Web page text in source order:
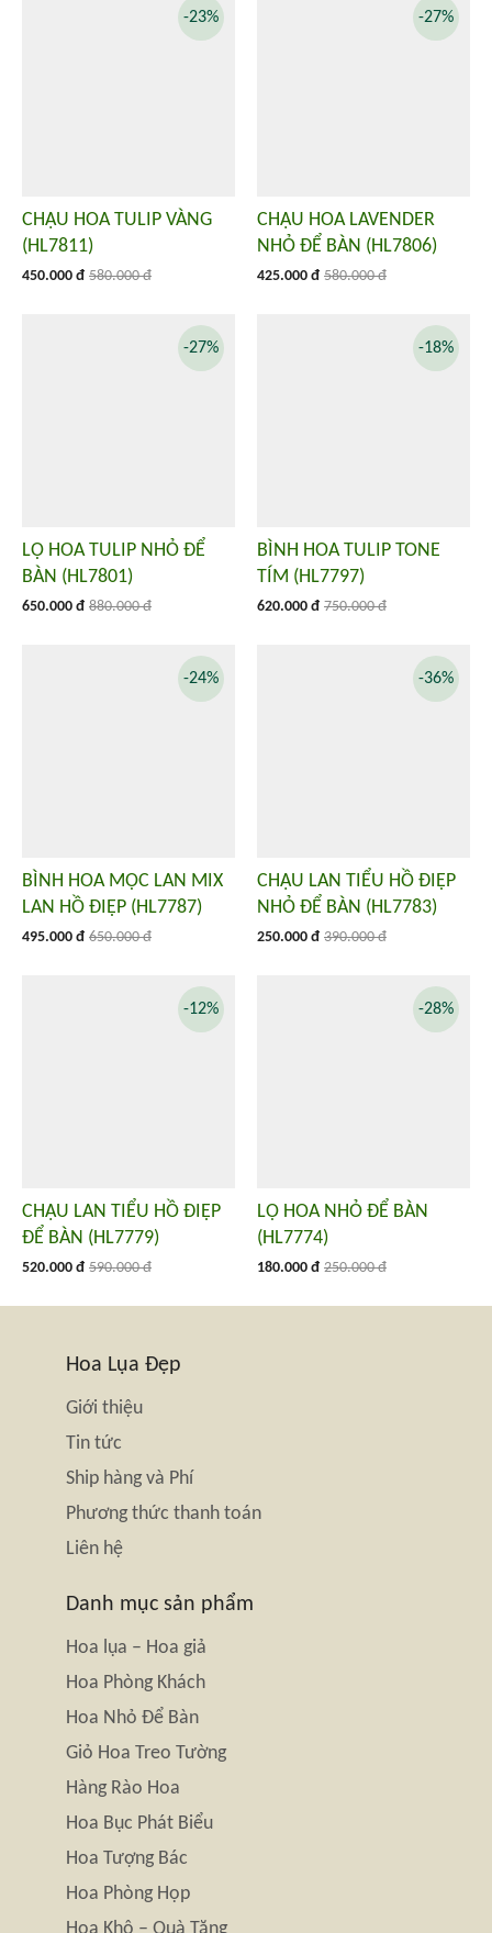
CHẬU HOA TULIP VÀNG
(HL7811)
450.000 đ 580.000 đ
-23%
CHẬU HOA LAVENDER
NHỎ ĐỂ BÀN (HL7806)
425.000 đ 580.000 đ
-27%
LỌ HOA TULIP NHỎ ĐỂ
BÀN (HL7801)
650.000 đ 880.000 đ
-27%
BÌNH HOA TULIP TONE
TÍM (HL7797)
620.000 đ 750.000 đ
-18%
BÌNH HOA MỘC LAN MIX
LAN HỒ ĐIỆP (HL7787)
495.000 đ 650.000 đ
-24%
CHẬU LAN TIỂU HỒ ĐIỆP
NHỎ ĐỂ BÀN (HL7783)
250.000 đ 390.000 đ
-36%
CHẬU LAN TIỂU HỒ ĐIỆP
ĐỂ BÀN (HL7779)
520.000 đ 590.000 đ
-12%
LỌ HOA NHỎ ĐỂ BÀN
(HL7774)
180.000 đ 250.000 đ
-28%
Hoa Lụa Đẹp
Giới thiệu
Tin tức
Ship hàng và Phí
Phương thức thanh toán
Liên hệ
Danh mục sản phẩm
Hoa lụa – Hoa giả
Hoa Phòng Khách
Hoa Nhỏ Để Bàn
Giỏ Hoa Treo Tường
Hàng Rào Hoa
Hoa Bục Phát Biểu
Hoa Tượng Bác
Hoa Phòng Họp